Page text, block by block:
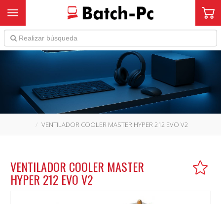
Toggle navigation
VENTILADOR COOLER MASTER HYPER 212 EVO V2
VENTILADOR COOLER MASTER
HYPER 212 EVO V2